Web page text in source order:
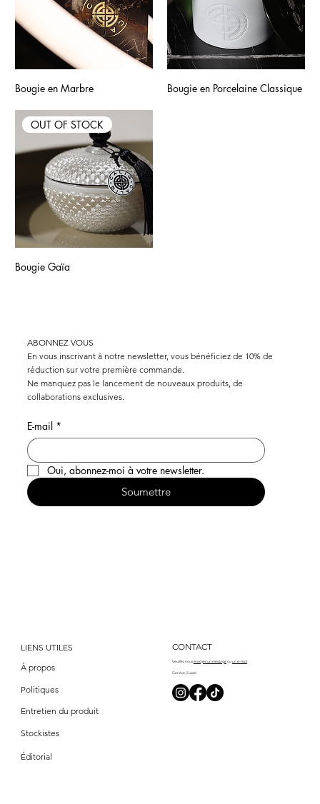
Bougie en Marbre Bougie en Porcelaine Classique
OUT OF STOCK
Bougie Gaïa
ABONNEZ VOUS
En vous inscrivant à notre newsletter, vous bénéficiez de 10% de
réduction sur votre première commande.
Ne manquez pas le lancement de nouveaux produits, de
collaborations exclusives.
E-mail *
Oui, abonnez-moi à votre newsletter.
Soumettre
LIENS UTILES
À propos
Politiques
Entretien du produit
Stockistes
Éditorial
CONTACT
Veuillez nous envoyerun messageou un e-mail
Genève, Suisse